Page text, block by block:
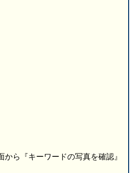
から『キーワードの写真を確認』